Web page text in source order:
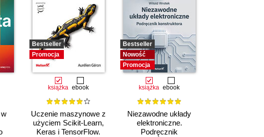
Bestseller
Promocja
książka ebook
Uczenie maszynowe z
użyciem Scikit-Learn,
Keras i TensorFlow.
Bestseller
Nowość
Promocja
książka ebook
Niezawodne układy
elektroniczne.
Podręcznik